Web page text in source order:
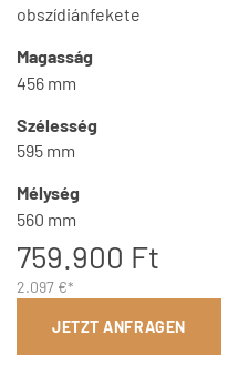
obszídiánfekete
Magasság
456 mm
Szélesség
595 mm
Mélység
560 mm
759.900 Ft
2.097 €*
JETZT ANFRAGEN